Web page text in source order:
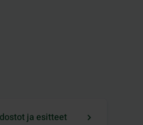
ja esitteet